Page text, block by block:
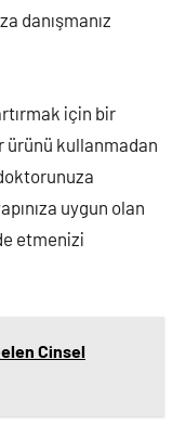
danışmanız
için bir
ürünü kullanmadan
uygun olan
etmenizi
Cinsel